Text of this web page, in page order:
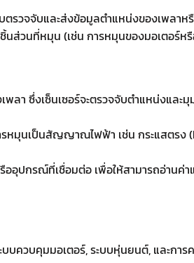
รวจจับและส่งข้อมูลตำแหน่งของเพลาห
ส่วนที่หมุน (เช่น การหมุนของมอเตอร์ห
ลา ซึ่งเซ็นเซอร์จะตรวจจับตำแหน่งและ
หมุนเป็นสัญญาณไฟฟ้า เช่น กระแสตรง
กรณ์ที่เชื่อมต่อ เพื่อให้สามารถอ่านค่าแ
ควบคุมมอเตอร์, ระบบหุ่นยนต์, และการ